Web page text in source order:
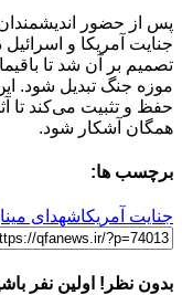
پس از حضور
جنایت آمریکا و
تصمیم بر آن شد تا
موزه جنگ تبدیل شود.
حفظ و تثبیت می‌کند تا
همگان آشکار شود.
برچسب ها:
جنایت آمریکاشهدای
بدون نظر! اولین نفر